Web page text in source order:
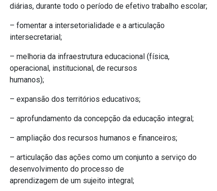
diárias, durante todo o período de efetivo trabalho escolar;
– fomentar a intersetorialidade e a articulação
intersecretarial;
– melhoria da infraestrutura educacional (física,
operacional, institucional, de recursos
humanos);
– expansão dos territórios educativos;
– aprofundamento da concepção da educação integral;
– ampliação dos recursos humanos e financeiros;
– articulação das ações como um conjunto a serviço do
desenvolvimento do processo de
aprendizagem de um sujeito integral;